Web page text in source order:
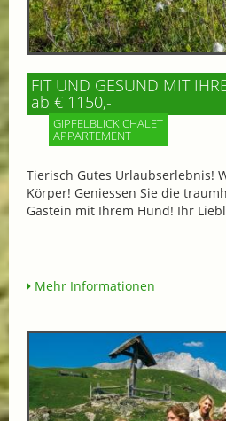
FIT UND GESUND MIT
ab € 1150,-
GIPFELBLICK CHALET
APPARTEMENT
Tierisch Gutes Urlaubserlebnis!
Körper! Geniessen Sie die
Gastein mit Ihrem Hund! Ihr
Mehr Informationen